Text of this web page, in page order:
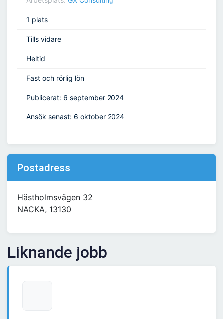
1 plats
Tills vidare
Heltid
Fast och rörlig lön
Publicerat: 6 september 2024
Ansök senast: 6 oktober 2024
Postadress
Hästholmsvägen 32
NACKA, 13130
Liknande jobb